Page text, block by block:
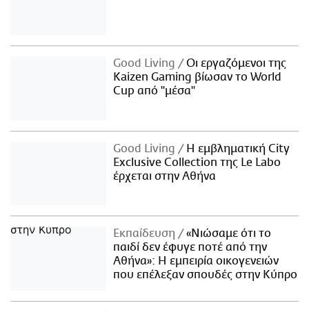
Good Living
Οι εργαζόμενοι της
Kaizen Gaming βίωσαν το World
Cup από "μέσα"
Good Living
Η εμβληματική City
Exclusive Collection της Le Labo
έρχεται στην Αθήνα
Εκπαίδευση
«Νιώσαμε ότι το
παιδί δεν έφυγε ποτέ από την
Αθήνα»: Η εμπειρία οικογενειών
που επέλεξαν σπουδές στην Κύπρο